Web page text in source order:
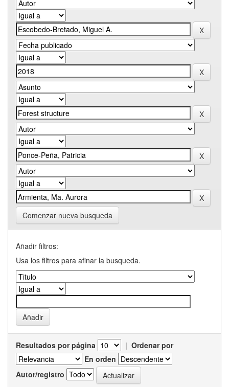
Comenzar nueva busqueda
Añadir filtros:
Usa los filtros para afinar la busqueda.
Resultados por página | Ordenar por
En orden
Autor/registro